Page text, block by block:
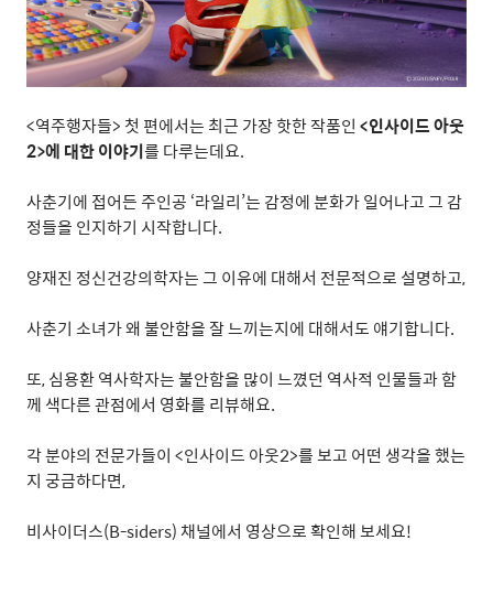
<역주행자들> 첫 편에서는 최근 가장 핫한 작품인 <인사이드 아웃
2>에 대한 이야기를 다루는데요.
사춘기에 접어든 주인공 ‘라일리’는 감정에 분화가 일어나고 그 감
정들을 인지하기 시작합니다.
양재진 정신건강의학자는 그 이유에 대해서 전문적으로 설명하고,
사춘기 소녀가 왜 불안함을 잘 느끼는지에 대해서도 얘기합니다.
또,심용환 역사학자는 불안함을 많이 느꼈던 역사적 인물들과 함
께 색다른 관점에서 영화를 리뷰해요.
각 분야의 전문가들이 <인사이드 아웃2>를 보고 어떤 생각을 했는
지 궁금하다면,
비사이더스(B-siders)채널에서 영상으로 확인해 보세요!